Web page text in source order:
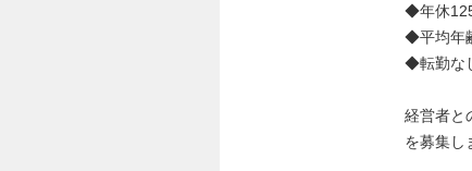
◆年休
◆平均年
◆転勤な
経営者と
を募集し